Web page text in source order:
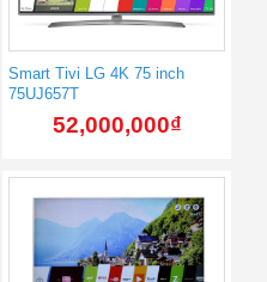
Smart Tivi LG 4K 75 inch
75UJ657T
52,000,000₫